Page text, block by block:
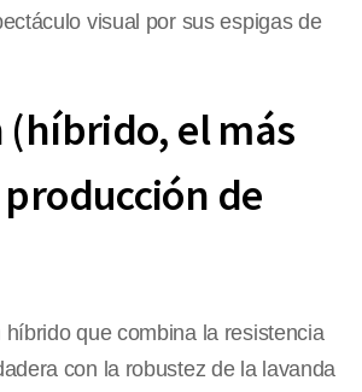
visual por sus espigas de
(híbrido, el más
de
que combina la resistencia
con la robustez de la lavanda